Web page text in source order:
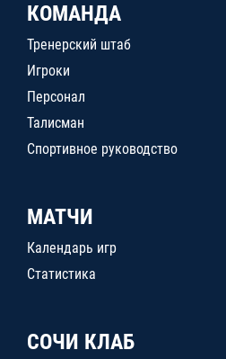
КОМАНДА
Тренерский штаб
Игроки
Персонал
Талисман
Спортивное руководство
МАТЧИ
Календарь игр
Статистика
СОЧИ КЛАБ